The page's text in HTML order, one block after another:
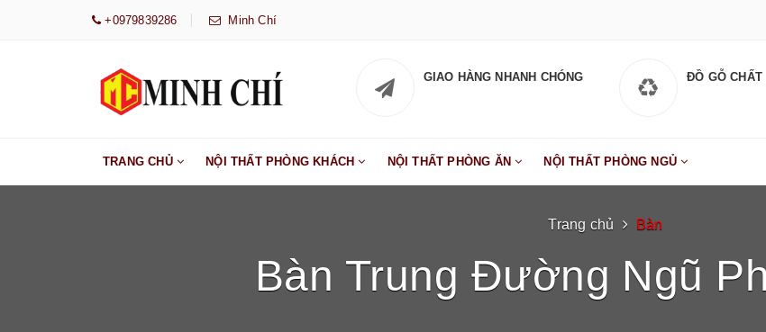
+0979839286 Minh Chí
GIAO HÀNG NHANH CHÓNG ĐỒ GỖ
TRANG CHỦ NỘI THẤT PHÒNG KHÁCH NỘI THẤT PHÒNG ĂN NỘI THẤT PHÒNG NGỦ
Trang chủ Bàn
Bàn Trung Đường Ngũ